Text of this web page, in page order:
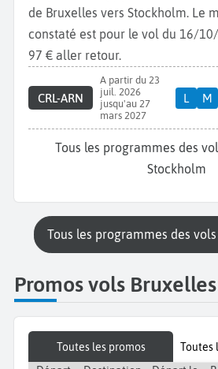
de Bruxelles vers Stockholm. Le
constaté est pour le vol du 16/
97 € aller retour.
CRL-ARN
A partir du 23
juil. 2026
jusqu'au 27
mars 2027
L M
Tous les programmes des vols Ryanair vers
Stockholm
Tous les programmes des
Promos vols
Toutes les promos